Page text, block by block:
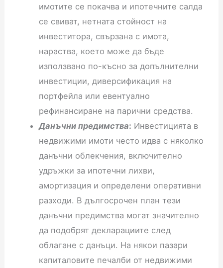
имотите се покачва и ипотечните салда
се свиват, нетната стойност на
инвеститора, свързана с имота,
нараства, което може да бъде
използвано по-късно за допълнителни
инвестиции, диверсификация на
портфейла или евентуално
рефинансиране на парични средства.
Данъчни предимства: Инвестицията в
недвижими имоти често идва с няколко
данъчни облекчения, включително
удръжки за ипотечни лихви,
амортизация и определени оперативни
разходи. В дългосрочен план тези
данъчни предимства могат значително
да подобрят декларациите след
облагане с данъци. На някои пазари
капиталовите печалби от недвижими